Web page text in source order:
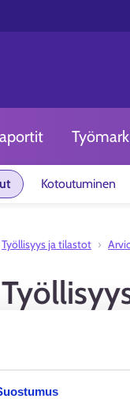
Kotoutuminen
Työllisyys ja tilastot
KEHA-keskuksen